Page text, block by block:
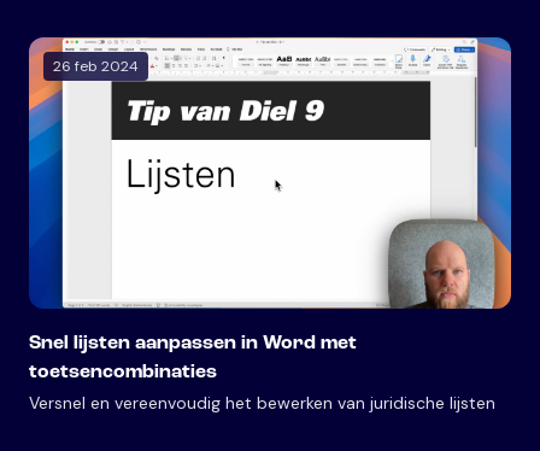
26 feb 2024
Snel lijsten aanpassen in Word met
toetsencombinaties
Versnel en vereenvoudig het bewerken van juridische lijsten